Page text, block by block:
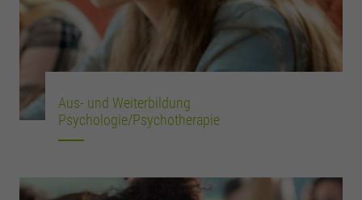
Aus- und Weiterbildung
Psychologie/Psychotherapie